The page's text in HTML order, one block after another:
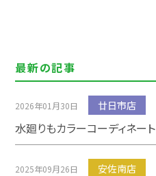
最新の記事
2026年01月30日 廿日市店
水廻りもカラーコーディネート
2025年09月26日 安佐南店